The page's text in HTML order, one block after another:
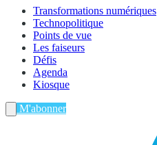
Transformations numériques
Technopolitique
Points de vue
Les faiseurs
Défis
Agenda
Kiosque
M'abonner